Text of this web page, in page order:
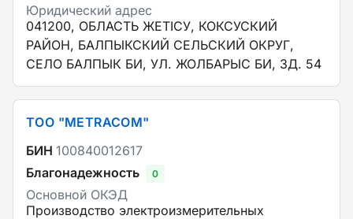
Юридический адрес
041200, ОБЛАСТЬ ЖЕТІСУ, КОКСУСКИЙ
РАЙОН, БАЛПЫКСКИЙ СЕЛЬСКИЙ ОКРУГ,
СЕЛО БАЛПЫК БИ, УЛ. ЖОЛБАРЫС БИ, ЗД. 54
ТОО "METRACOM"
БИН 100840012617
Благонадежность
0
Основной ОКЭД
Производство электроизмерительных